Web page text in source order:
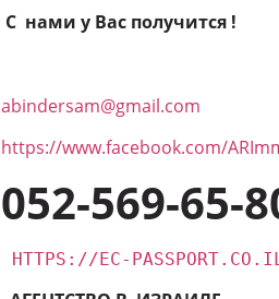
С нами у Вас получится !
abindersam@gmail.com
https://www.facebook.com/
052-569-65-
HTTPS://EC-